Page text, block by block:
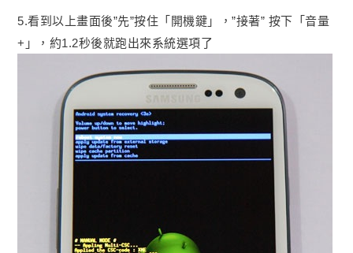
5.看到以上畫面後”先”按住「開機鍵」，”接著” 按下「音量
+」，約1.2秒後就跑出來系統選項了